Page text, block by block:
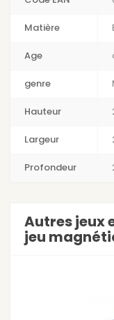
Matière
Age
genre
Hauteur
Largeur
Profondeur
Autres jeux
jeu